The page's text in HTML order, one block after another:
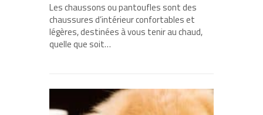
Les chaussons ou pantoufles sont des
chaussures d’intérieur confortables et
légères, destinées à vous tenir au chaud,
quelle que soit…